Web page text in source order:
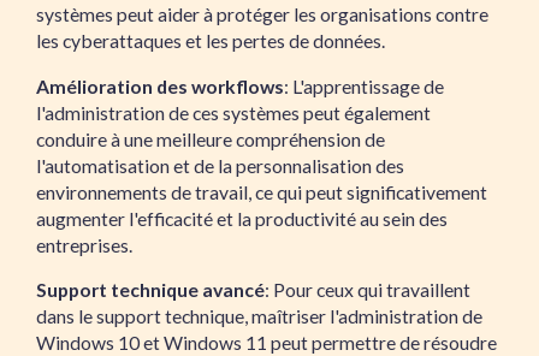
systèmes peut aider à protéger les organisations contre
les cyberattaques et les pertes de données.
Amélioration des workflows: L'apprentissage de
l'administration de ces systèmes peut également
conduire à une meilleure compréhension de
l'automatisation et de la personnalisation des
environnements de travail, ce qui peut significativement
augmenter l'efficacité et la productivité au sein des
entreprises.
Support technique avancé: Pour ceux qui travaillent
dans le support technique, maîtriser l'administration de
Windows 10 et Windows 11 peut permettre de résoudre